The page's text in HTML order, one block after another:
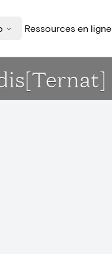
Ressources en ligne